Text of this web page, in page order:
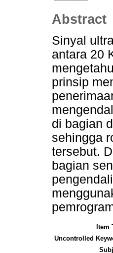
Abstract
Sinyal
antara 20
prinsip
di bagian
sehingga
tersebut.
bagian
Item
Uncontrolled